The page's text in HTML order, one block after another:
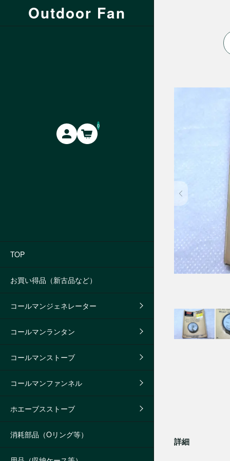
Outdoor Fan
0
TOP
お買い得品（新古品など）
コールマンジェネレーター
コールマンランタン
コールマンストーブ
コールマンファンネル
ホエーブスストーブ
消耗部品（Oリング等）
詳細